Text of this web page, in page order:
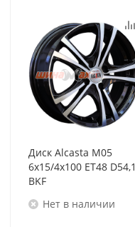
Диск Alcasta M05
6x15/4x100 ET48 D54,1
BKF
Нет в наличии